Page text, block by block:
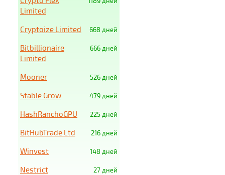
Limited
668 дней
Cryptoize Limited
666 дней
Bitbillionaire
Limited
526 дней
Mooner
479 дней
Stable Grow
225 дней
HashRanchoGPU
216 дней
BitHubTrade Ltd
148 дней
Winvest
27 дней
Nestrict